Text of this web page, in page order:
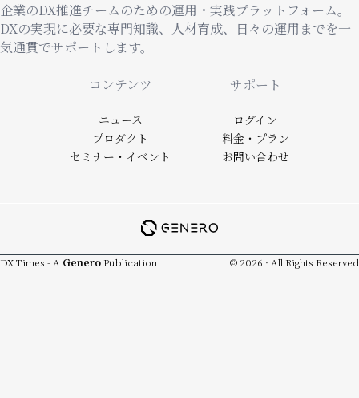
企業のDX推進チームのための運用・実践プラットフォーム。
DXの実現に必要な専門知識、人材育成、日々の運用までを一
気通貫でサポートします。
コンテンツ
ニュース
プロダクト
セミナー・イベント
サポート
ログイン
料金・プラン
お問い合わせ
DX Times - A Genero Publication © 2026 · All Rights Reserved